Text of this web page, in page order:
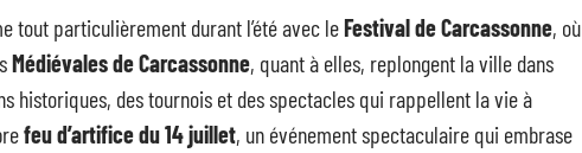
tout particulièrement durant l’été avec leFestival de Carcassonne, où
Médiévales de Carcassonne, quant à elles, replongent la ville dans
historiques, des tournois et des spectacles qui rappellent la vie à
feu d’artifice du 14 juillet, un événement spectaculaire qui embrase